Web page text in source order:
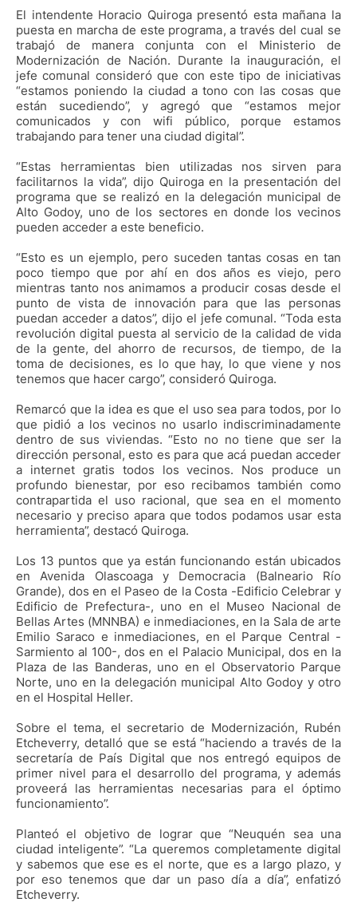
El intendente Horacio Quiroga presentó esta mañana la
puesta en marcha de este programa, a través del cual se
trabajó de manera conjunta con el Ministerio de
Modernización de Nación. Durante la inauguración, el
jefe comunal consideró que con este tipo de iniciativas
“estamos poniendo la ciudad a tono con las cosas que
están sucediendo”, y agregó que “estamos mejor
comunicados y con wifi público, porque estamos
trabajando para tener una ciudad digital”.
“Estas herramientas bien utilizadas nos sirven para
facilitarnos la vida”, dijo Quiroga en la presentación del
programa que se realizó en la delegación municipal de
Alto Godoy, uno de los sectores en donde los vecinos
pueden acceder a este beneficio.
“Esto es un ejemplo, pero suceden tantas cosas en tan
poco tiempo que por ahí en dos años es viejo, pero
mientras tanto nos animamos a producir cosas desde el
punto de vista de innovación para que las personas
puedan acceder a datos”, dijo el jefe comunal. “Toda esta
revolución digital puesta al servicio de la calidad de vida
de la gente, del ahorro de recursos, de tiempo, de la
toma de decisiones, es lo que hay, lo que viene y nos
tenemos que hacer cargo”, consideró Quiroga.
Remarcó que la idea es que el uso sea para todos, por lo
que pidió a los vecinos no usarlo indiscriminadamente
dentro de sus viviendas. “Esto no no tiene que ser la
dirección personal, esto es para que acá puedan acceder
a internet gratis todos los vecinos. Nos produce un
profundo bienestar, por eso recibamos también como
contrapartida el uso racional, que sea en el momento
necesario y preciso apara que todos podamos usar esta
herramienta”, destacó Quiroga.
Los 13 puntos que ya están funcionando están ubicados
en Avenida Olascoaga y Democracia (Balneario Río
Grande), dos en el Paseo de la Costa -Edificio Celebrar y
Edificio de Prefectura-, uno en el Museo Nacional de
Bellas Artes (MNNBA) e inmediaciones, en la Sala de arte
Emilio Saraco e inmediaciones, en el Parque Central -
Sarmiento al 100-, dos en el Palacio Municipal, dos en la
Plaza de las Banderas, uno en el Observatorio Parque
Norte, uno en la delegación municipal Alto Godoy y otro
en el Hospital Heller.
Sobre el tema, el secretario de Modernización, Rubén
Etcheverry, detalló que se está “haciendo a través de la
secretaría de País Digital que nos entregó equipos de
primer nivel para el desarrollo del programa, y además
proveerá las herramientas necesarias para el óptimo
funcionamiento”.
Planteó el objetivo de lograr que “Neuquén sea una
ciudad inteligente”. “La queremos completamente digital
y sabemos que ese es el norte, que es a largo plazo, y
por eso tenemos que dar un paso día a día”, enfatizó
Etcheverry.